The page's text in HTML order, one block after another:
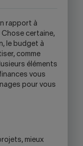
YOUR
SKYPE
APPLICATION.
rapport à
Chose certaine,
le budget à
comme
éléments
vous
pour vous
mieux